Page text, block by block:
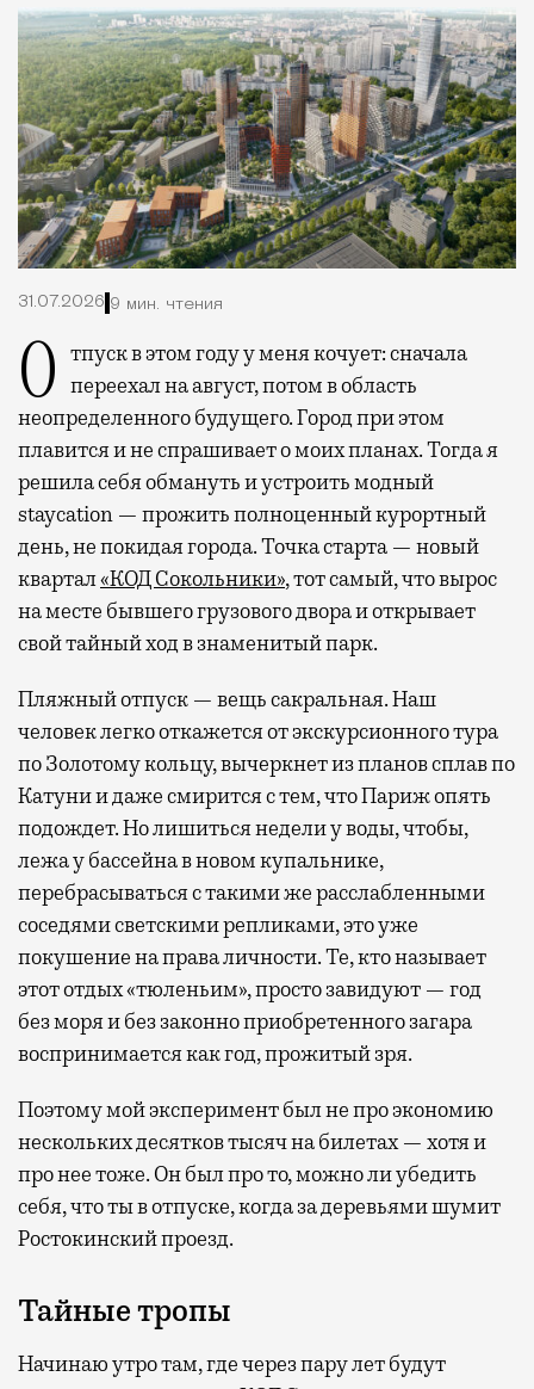
31.07.2026 9 мин. чтения
Отпуск в этом году у меня кочует: сначала переехал на август, потом в область
неопределенного будущего. Город при этом
плавится и не спрашивает о моих планах. Тогда я
решила себя обмануть и устроить модный
staycation — прожить полноценный курортный
день, не покидая города. Точка старта — новый
квартал«КОД Сокольники», тот самый, что вырос
на месте бывшего грузового двора и открывает
свой тайный ход в знаменитый парк.
Пляжный отпуск — вещь сакральная. Наш
человек легко откажется от экскурсионного тура
по Золотому кольцу, вычеркнет из планов сплав по
Катуни и даже смирится с тем, что Париж опять
подождет. Но лишиться недели у воды, чтобы,
лежа у бассейна в новом купальнике,
перебрасываться с такими же расслабленными
соседями светскими репликами, это уже
покушение на права личности. Те, кто называет
этот отдых «тюленьим», просто завидуют — год
без моря и без законно приобретенного загара
воспринимается как год, прожитый зря.
Поэтому мой эксперимент был не про экономию
нескольких десятков тысяч на билетах — хотя и
про нее тоже. Он был про то, можно ли убедить
себя, что ты в отпуске, когда за деревьями шумит
Ростокинский проезд.
Тайные тропы
Начинаю утро там, где через пару лет будут